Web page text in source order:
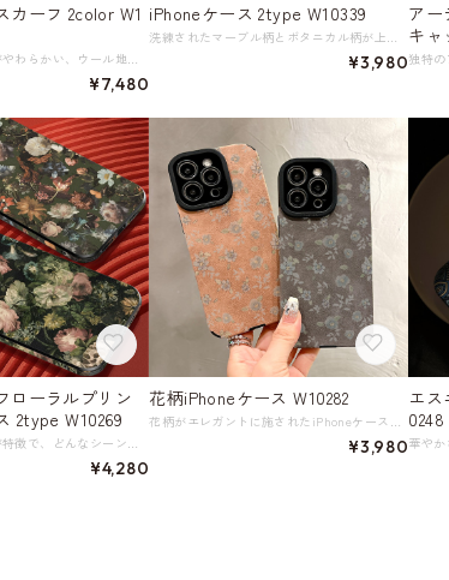
カーフ 2color W1
ふわっと肌あたりがやわらかい、ウール地の多用途なロングスカーフ。 落ち着いた色合いとヘリンボーン柄が、洗練された大人の雰囲気を演出します。 さりげなく首元に巻いたり肩に羽織ればエレガントに装いを一変してくれます。 《サイズ》 長さ1850 幅600 ※単位：mm 《カラー》 グレー／ブラウン 《素材》 オーストラリア産ウール100% ◇人気のおすすめアイテムをもっと見る https://shop.harmonique.net/categories/5911182 ◇商品を購入する前にこちらの【ご購入前に必ずお読みください】をご確認の上お買い求めください。 https://shop.harmonique.net/blog/2024/06/25/010751 《注意事項》 *harmoniqueではお客様からのご注文を受け、お客様の商品を製作・取り寄せしております。 *基本的にお取り寄せ商品となるため、発送までに《1～3週間前後》お時間をいただいております。 *ご覧いただいているPCやスマートフォンの画面により実物と多少色合いが異なる場合がございます。 *イメージ違いやサイズ違い等、その他お客様都合によりますキャンセル・返品交換はご遠慮ください。 トップページはこちら https://shop.harmonique.net/
¥7,480
iPhoneケース 2type W10339
洗練されたマーブル柄とボタニカル柄が上品なスマホケース。 落ち着いた色合いで、どんなスタイルにも合わせやすいお洒落なデザインです。 スマートフォンをしっかり保護しながら、スタイリッシュさをプラスする一品。 《カラー》 A（マーブル）／B（ボタニカル） ※柄の出方は製品の個体によって異なる場合があります 《素材》 シリコン ◇人気のおすすめアイテムをもっと見る https://shop.harmonique.net/categories/5911182 ◇商品を購入する前にこちらの【ご購入前に必ずお読みください】をご確認の上お買い求めください。 https://shop.harmonique.net/blog/2024/06/25/010751 《注意事項》 *harmoniqueではお客様からのご注文を受け、お客様の商品を製作・取り寄せしております。 *基本的にお取り寄せ商品となるため、発送までに《1～3週間前後》お時間をいただいております。 *ご覧いただいているPCやスマートフォンの画面により実物と多少色合いが異なる場合がございます。 *イメージ違いやサイズ違い等、その他お客様都合によりますキャンセル・返品交換はご遠慮ください。 トップページはこちら https://shop.harmonique.net/
¥3,980
アー
キャ
ローラルプリン
2type W10269
クラシックな花柄が特徴で、どんなシーンでも華やかさをプラスするiPhoneケース。 持っているだけでエレガントな雰囲気を放ちます。 贈り物にも喜ばれるオシャレな逸品。 《カラー》 ブラック×ピンク／ブラック×マルチカラー 《サイズ》 iPhone 16 iPhone 16plus iPhone 16pro iPhone 16pro max iPhone 15 iPhone 15plus iPhone 15pro iPhone 15pro max iPhone 14 iPhone 14plus iPhone 14pro iPhone 14pro max iPhone 13 iPhone 13pro iPhone 13pro max iPhone 13 mini iPhone 12 iPhone 12pro iPhone 12pro max iPhone 12 mini iPhone 11 iPhone 11pro iPhone 11pro max iPhone XS max iPhone XS iPhone X iPhone 8 plus iPhone 8 iPhone 7 plus iPhone 7 《素材》 アクリル／本革 ◇人気のおすすめアイテムをもっと見る https://shop.harmonique.net/categories/5911182 ◇商品を購入する前にこちらの【ご購入前に必ずお読みください】をご確認の上お買い求めください。 https://shop.harmonique.net/blog/2024/06/25/010751 《注意事項》 *harmoniqueではお客様からのご注文を受け、お客様の商品を製作・取り寄せしております。 *基本的にお取り寄せ商品となるため、発送までに《1～3週間前後》お時間をいただいております。 *ご覧いただいているPCやスマートフォンの画面により実物と多少色合いが異なる場合がございます。 *イメージ違いやサイズ違い等、その他お客様都合によりますキャンセル・返品交換はご遠慮ください。 トップページはこちら https://shop.harmonique.net/
¥4,280
花柄iPhoneケース W10282
花柄がエレガントに施されたiPhoneケース。 あなたのスマートフォンを華やかに演出し、日常のコーディネートに上品さをプラスしてくれます。 プレゼントにも喜ばれるアイテムです。 《サイズ》 iPhone 16 iPhone 16 plus iPhone 16 pro iPhone 16 Pro Max iPhone 15 iPhone 15 Plus iPhone 15 Pro iPhone 15 Pro Max iPhone 14 iPhone 14 Plus iPhone 14 Pro iPhone 14 Pro Max iPhone 13 iPhone 13 Pro iPhone 13 Pro Max iPhone 12 iPhone 12 Pro iPhone 12 Pro Max iPhone 11 iPhone 11 Pro iPhone 11 Pro Max iPhone X iPhone XS iPhone XR iPhone XS Max iPhone 8 iPhone 8 Plus iPhone 7 iPhone 7 Plus ◇人気のおすすめアイテムをもっと見る https://shop.harmonique.net/categories/5911182 ◇商品を購入する前にこちらの【ご購入前に必ずお読みください】をご確認の上お買い求めください。 https://shop.harmonique.net/blog/2024/06/25/010751 《注意事項》 *harmoniqueではお客様からのご注文を受け、お客様の商品を製作・取り寄せしております。 *基本的にお取り寄せ商品となるため、発送までに《1～3週間前後》お時間をいただいております。 *ご覧いただいているPCやスマートフォンの画面により実物と多少色合いが異なる場合がございます。 *イメージ違いやサイズ違い等、その他お客様都合によりますキャンセル・返品交換はご遠慮ください。 トップページはこちら https://shop.harmonique.net/
¥3,980
エス
0248